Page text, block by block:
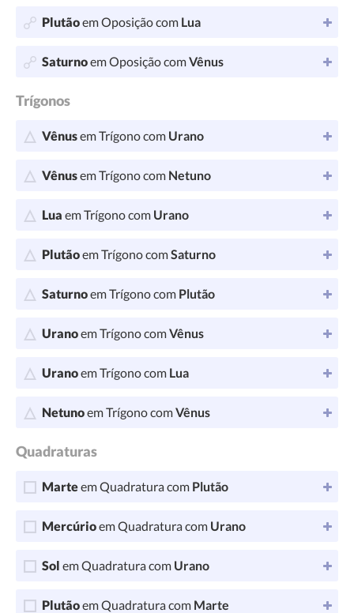
Plutãoem Oposição com Lua
Saturnoem Oposição comVênus
Trígonos
Vênusem Trígono com Urano
Vênusem Trígono com Netuno
Lua em Trígono com Urano
Plutãoem Trígono comSaturno
Saturnoem Trígono com Plutão
Uranoem Trígono comVênus
Uranoem Trígono com Lua
Netunoem Trígono comVênus
Quadraturas
Marteem Quadratura com Plutão
Mercúrioem Quadratura com Urano
Sol em Quadratura com Urano
Plutãoem Quadratura com Marte